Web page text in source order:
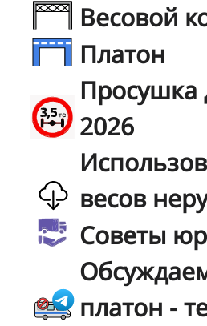
Весовой
Платон
Просушка
2026
весов
Советы
платон -